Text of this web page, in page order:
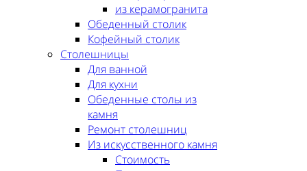
из керамогранита
Обеденный столик
Кофейный столик
Столешницы
Для ванной
Для кухни
Обеденные столы из
камня
Ремонт столешниц
Из искусственного камня
Стоимость